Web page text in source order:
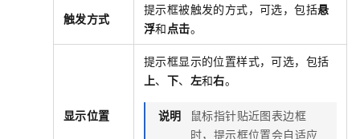
触发方式
提示框被触发的方式，可选，包括悬
浮和点击。
显示位置
提示框显示的位置样式，可选，包括
上、 下、 左和右。
说明
鼠标指针贴近图表边框
时，提示框位置会自适应